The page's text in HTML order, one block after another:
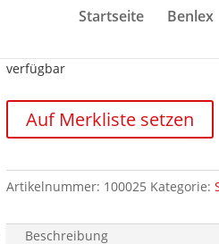
Startseite Benlex
verfügbar
Harvesterkette
Carlton
92EB
Menge
Auf Merkliste setzen
Artikelnummer: 100025 Kategorie:
Beschreibung